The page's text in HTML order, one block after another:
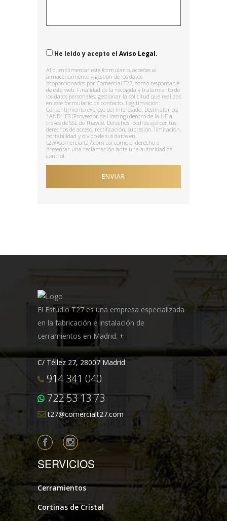
He leído y acepto el Aviso Legal.
Al cumplimentar este formulario, accedes al
almacenamiento y gestión de los datos
proporcionados por Comercial T27, como responsable
de esta web. Finalidad de la recogida y tratamiento de
los datos personales: gestionar la solicitud que realizas
en este formulario de contacto. Legitimación:
Consentimiento expreso del interesado. Destinatarios:
1AND1.ES (Proveedor de Hosting) dentro de la UE a
través de SSL de Thawte. Derechos: podrás ejercer tus
derechos de acceso, rectificación, supresión, limitación,
portabilidad y olvido de sus datos en
t27@comercialt27.com así como el derecho a
presentar una reclamación ante una autoridad de
control.
El Estudio T27 es una empresa especializada
en la fabricación e instalación de
cerramientos en Madrid. +
C/ Téllez 27, 28007 Madrid
914 341 040
722 53 13 73
t27@comercialt27.com
SERVICIOS
Cerramientos
Cortinas de Cristal